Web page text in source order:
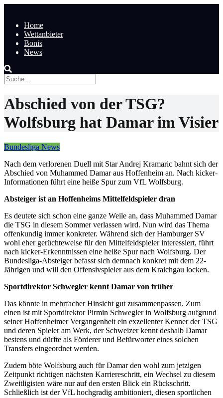
Home
Wettanbieter
Bonis
News
Abschied von der TSG?
Wolfsburg hat Damar im Visier
Bundesliga News
Nach dem verlorenen Duell mit Star Andrej Kramaric bahnt sich der
Abschied von Muhammed Damar aus Hoffenheim an. Nach kicker-
Informationen führt eine heiße Spur zum VfL Wolfsburg.
Absteiger ist an Hoffenheims Mittelfeldspieler dran
Es deutete sich schon eine ganze Weile an, dass Muhammed Damar
die TSG in diesem Sommer verlassen wird. Nun wird das Thema
offenkundig immer konkreter. Während sich der Hamburger SV
wohl eher gerüchteweise für den Mittelfeldspieler interessiert, führt
nach kicker-Erkenntnissen eine heiße Spur nach Wolfsburg. Der
Bundesliga-Absteiger befasst sich demnach konkret mit dem 22-
Jährigen und will den Offensivspieler aus dem Kraichgau locken.
Sportdirektor Schwegler kennt Damar von früher
Das könnte in mehrfacher Hinsicht gut zusammenpassen. Zum
einen ist mit Sportdirektor Pirmin Schwegler in Wolfsburg aufgrund
seiner Hoffenheimer Vergangenheit ein exzellenter Kenner der TSG
und deren Spieler am Werk, der Schweizer kennt deshalb Damar
bestens und dürfte als Förderer und Befürworter eines solchen
Transfers eingeordnet werden.
Zudem böte Wolfsburg auch für Damar den wohl zum jetzigen
Zeitpunkt richtigen nächsten Karriereschritt, ein Wechsel zu diesem
Zweitligisten wäre nur auf den ersten Blick ein Rückschritt.
Schließlich ist der VfL hochgradig ambitioniert, diesen sportlichen